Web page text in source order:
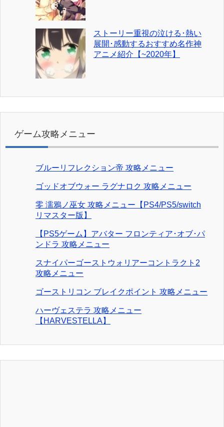
ストーリー重視の泣ける･熱い
展開･感動するおすすめ名作神
アニメ紹介【~2020年】
ゲーム攻略メニュー
ブルーリフレクション帝 攻略メニュー
ゴッドオブウォー ラグナロク 攻略メニュー
零 濡鴉ノ巫女 攻略メニュー【PS4/PS5/switch
リマスター版】
【PS5ゲーム】アバター フロンティア･オブ･パ
ンドラ 攻略メニュー
スナイパーゴーストウォリアーコントラクト2
攻略メニュー
ゴーストリコン ブレイクポイント 攻略メニュー
ハーヴェステラ 攻略メニュー
【HARVESTELLA】